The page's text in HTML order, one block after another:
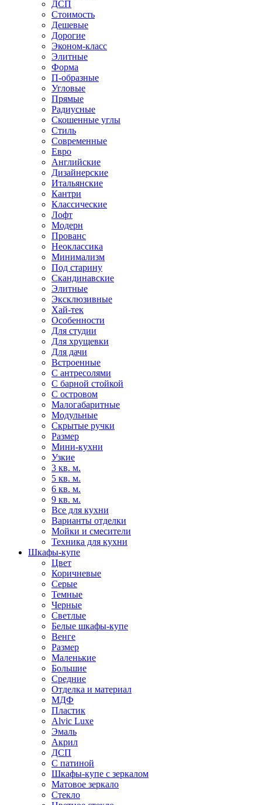
ДСП
Стоимость
Дешевые
Дорогие
Эконом-класс
Элитные
Форма
П-образные
Угловые
Прямые
Радиусные
Скошенные углы
Стиль
Современные
Евро
Английские
Дизайнерские
Итальянские
Кантри
Классические
Лофт
Модерн
Прованс
Неоклассика
Минимализм
Под старину
Скандинавские
Элитные
Эксклюзивные
Хай-тек
Особенности
Для студии
Для хрущевки
Для дачи
Встроенные
С антресолями
С барной стойкой
С островом
Малогабаритные
Модульные
Скрытые ручки
Размер
Мини-кухни
Узкие
3 кв. м.
5 кв. м.
6 кв. м.
9 кв. м.
Все для кухни
Варианты отделки
Мойки и смесители
Техника для кухни
Шкафы-купе
Цвет
Коричневые
Серые
Темные
Черные
Светлые
Белые шкафы-купе
Венге
Размер
Маленькие
Большие
Средние
Отделка и материал
МДФ
Пластик
Alvic Luxe
Эмаль
Акрил
ДСП
С патиной
Шкафы-купе с зеркалом
Матовое зеркало
Стекло